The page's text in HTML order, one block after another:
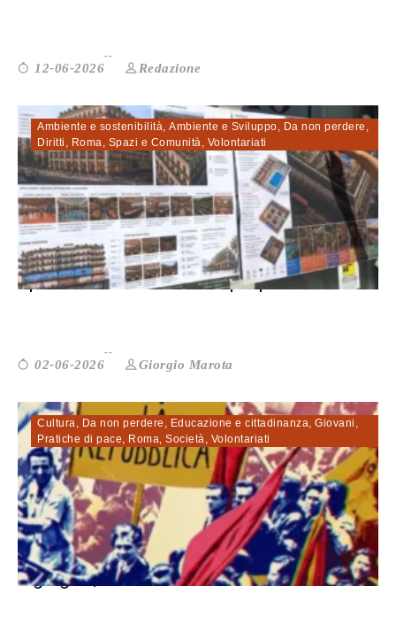
12-06-2026 Redazione
Ambiente e sostenibilità, Ambiente e Sviluppo, Da non perdere ,
Diritti , Roma, Spazi e Comunità, Volontariati
Spazi a Roma. La controproposta del P...
02-06-2026 Giorgio Marota
Cultura, Da non perdere , Educazione e cittadinanza, Giovani ,
Pratiche di pace, Roma, Società, Volontariati
2 giugno, Rete Pace e Disarmo: «Perti...